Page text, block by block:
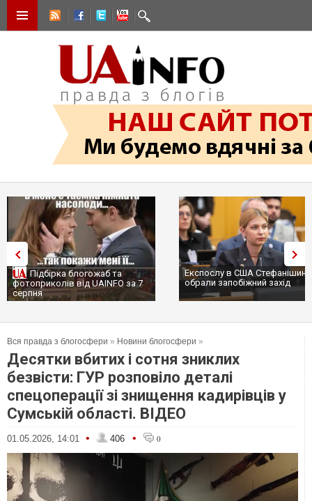
Підбірка блогожаб та
фотоприколів від UAINFO за 7
серпня
Експослу в США
обрали запобіжний захід
Вся правда з блогосфери » Новини блогосфери »
Десятки вбитих і сотня зниклих
безвісти: ГУР розповіло деталі
спецоперації зі знищення кадирівців у
Сумській області. ВІДЕО
01.05.2026, 14:01 • 406 • 0